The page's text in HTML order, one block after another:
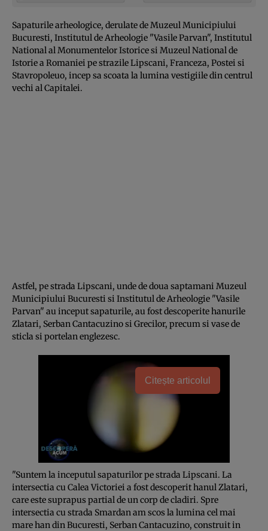
Sapaturile arheologice, derulate de Muzeul Municipiului
Bucuresti, Institutul de Arheologie "Vasile Parvan", Institutul
National al Monumentelor Istorice si Muzeul National de
Istorie a Romaniei pe strazile Lipscani, Franceza, Postei si
Stavropoleuo, incep sa scoata la lumina vestigiile din centrul
vechi al Capitalei.
Astfel, pe strada Lipscani, unde de doua saptamani Muzeul
Municipiului Bucuresti si Institutul de Arheologie "Vasile
Parvan" au inceput sapaturile, au fost descoperite hanurile
Zlatari, Serban Cantacuzino si Grecilor, precum si vase de
sticla si portelan englezesc.
Citește articolul
"Suntem la inceputul sapaturilor pe strada Lipscani. La
intersectia cu Calea Victoriei a fost descoperit hanul Zlatari,
care este suprapus partial de un corp de cladiri. Spre
intersectia cu strada Smardan am scos la lumina cel mai
mare han din Bucuresti, Serban Cantacuzino, construit in